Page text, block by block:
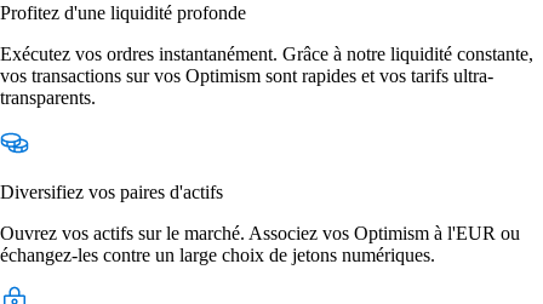
Profitez d'une liquidité profonde
Exécutez vos ordres instantanément. Grâce à notre liquidité constante,
vos transactions sur vos Optimism sont rapides et vos tarifs ultra-
transparents.
Diversifiez vos paires d'actifs
Ouvrez vos actifs sur le marché. Associez vos Optimism à l'EUR ou
échangez-les contre un large choix de jetons numériques.